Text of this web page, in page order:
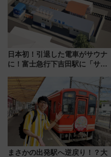
日本初！引退した電車がサウナ
に！富士急行下吉田駅に「サ電
業 行き交う電車の音や振動を
感じながら「ととのう」新感覚
まさかの出発駅へ逆戻り！？大